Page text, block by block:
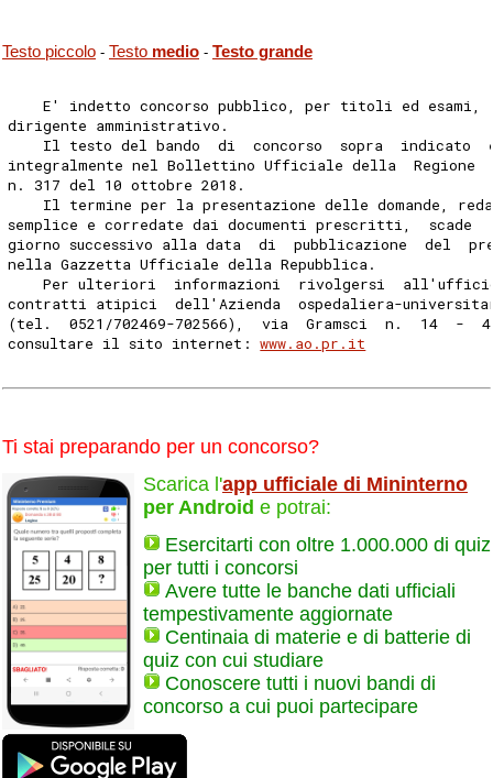
Testo piccolo - Testo medio - Testo grande
E' indetto concorso pubblico, per titoli ed esami,
dirigente amministrativo.
Il testo del bando  di  concorso  sopra  indicato
integralmente nel Bollettino Ufficiale della  Regione
n. 317 del 10 ottobre 2018.
Il termine per la presentazione delle domande,
semplice e corredate dai documenti prescritti,  scade
giorno successivo alla data  di  pubblicazione  del
nella Gazzetta Ufficiale della Repubblica.
Per ulteriori  informazioni  rivolgersi
contratti atipici  dell'Azienda  ospedaliera-
(tel.  0521/702469-702566),  via  Gramsci  n.  14  -
consultare il sito internet: www.ao.pr.it
Ti stai preparando per un concorso?
Scarica l'app ufficiale di Mininterno
per Android e potrai:
Esercitarti con oltre 1.000.000 di quiz
per tutti i concorsi
Avere tutte le banche dati ufficiali
tempestivamente aggiornate
Centinaia di materie e di batterie di
quiz con cui studiare
Conoscere tutti i nuovi bandi di
concorso a cui puoi partecipare